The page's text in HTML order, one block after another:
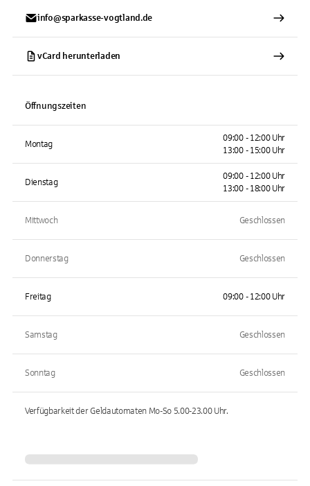
info@sparkasse-vogtland.de
vCard herunterladen
Öffnungszeiten
Montag
09:00 - 12:00 Uhr
13:00 - 15:00 Uhr
Dienstag
09:00 - 12:00 Uhr
13:00 - 18:00 Uhr
Mittwoch Geschlossen
Donnerstag Geschlossen
Freitag 09:00 - 12:00 Uhr
Samstag Geschlossen
Sonntag Geschlossen
Verfügbarkeit der Geldautomaten Mo-So 5.00-23.00Uhr.